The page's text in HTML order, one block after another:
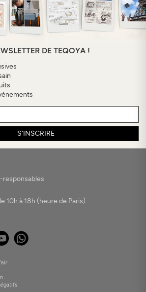
DE TEQOYA !
S'INSCRIRE
responsables
10h à 18h (heure de Paris).